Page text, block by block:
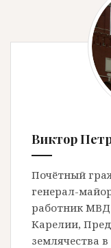
Виктор
Почётный
генерал-
работник
Карелии,
землячества